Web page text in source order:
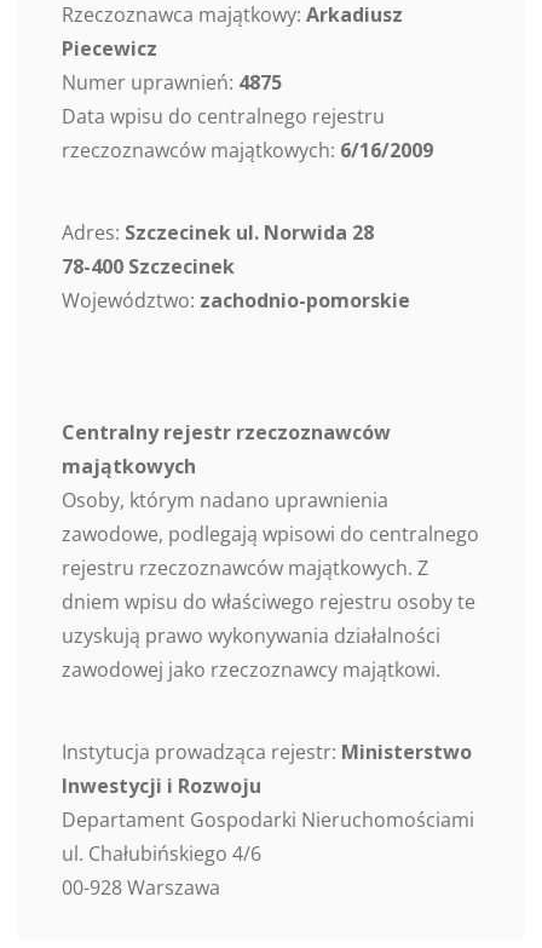
Rzeczoznawca majątkowy: Arkadiusz
Piecewicz
Numer uprawnień: 4875
Data wpisu do centralnego rejestru
rzeczoznawców majątkowych: 6/16/2009
Adres: Szczecinek ul. Norwida 28
78-400 Szczecinek
Województwo: zachodnio-pomorskie
Centralny rejestr rzeczoznawców
majątkowych
Osoby, którym nadano uprawnienia
zawodowe, podlegają wpisowi do centralnego
rejestru rzeczoznawców majątkowych. Z
dniem wpisu do właściwego rejestru osoby te
uzyskują prawo wykonywania działalności
zawodowej jako rzeczoznawcy majątkowi.
Instytucja prowadząca rejestr: Ministerstwo
Inwestycji i Rozwoju
Departament Gospodarki Nieruchomościami
ul. Chałubińskiego 4/6
00-928 Warszawa